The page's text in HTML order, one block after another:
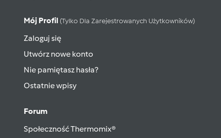
Mój Profil (tylko Dla Zarejestrowanych Użytkowników)
Zaloguj się
Utwórz nowe konto
Nie pamiętasz hasła?
Ostatnie wpisy
Forum
Społeczność Thermomix®